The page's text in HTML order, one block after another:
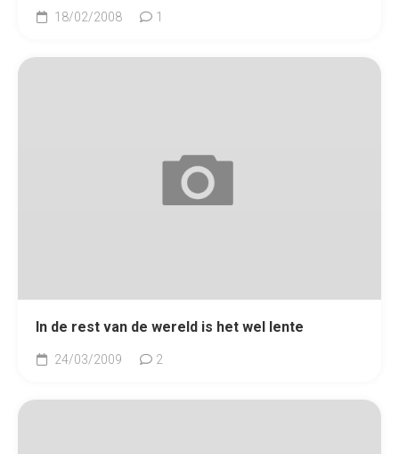
18/02/2008 1
In de rest van de wereld is het wel lente
24/03/2009 2